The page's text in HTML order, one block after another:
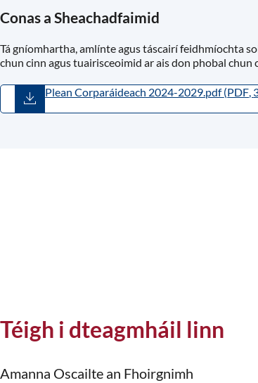
Conas a Sheachadfaimid
Tá gníomhartha, amlínte agus táscairí feidhmíochta
chun cinn agus tuairisceoimid ar ais don phobal
Plean Corparáideach 2024-2029.pdf(PDF
Téigh i dteagmháil linn
Amanna Oscailte an Fhoirgnimh